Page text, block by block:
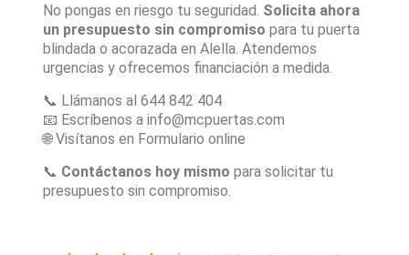
No pongas en riesgo tu seguridad. Solicita ahora
un presupuesto sin compromiso para tu puerta
blindada o acorazada en Alella. Atendemos
urgencias y ofrecemos financiación a medida.
📞 Llámanos al 644 842 404
📧 Escríbenos a info@mcpuertas.com
🌐 Visítanos en Formulario online
📞 Contáctanos hoy mismo para solicitar tu
presupuesto sin compromiso.